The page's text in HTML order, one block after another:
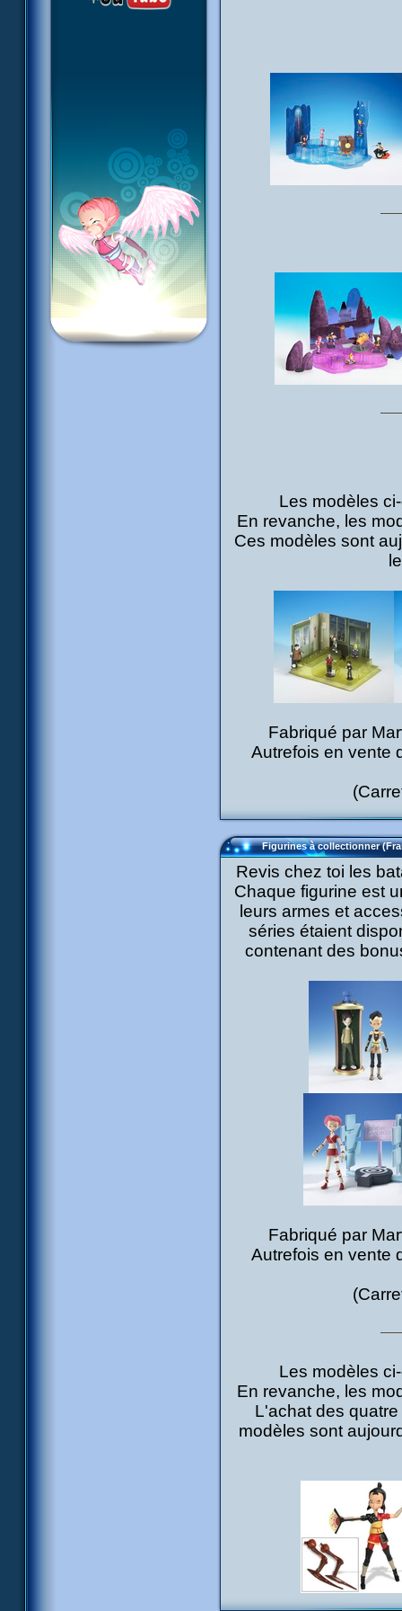
Les modèles
En revanche, les
Ces modèles sont
Fabriqué par
Autrefois en vente
Figurines à collectionner
Revis chez toi les
Chaque figurine est
leurs armes et
séries étaient
contenant des
Fabriqué par
Autrefois en vente
Les modèles
En revanche, les
L'achat des
modèles sont